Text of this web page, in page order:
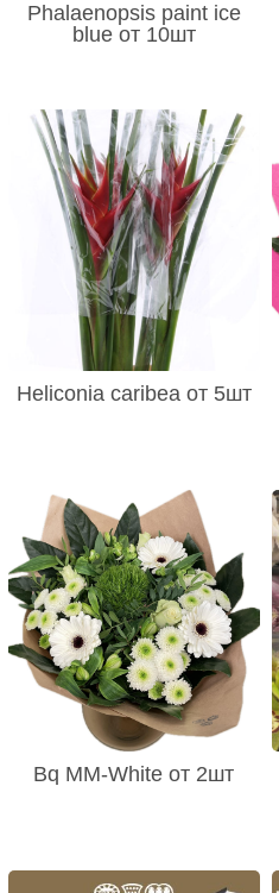
Phalaenopsis paint ice
blue от 10шт
Heliconia caribea от 5шт
Bq MM-White от 2шт